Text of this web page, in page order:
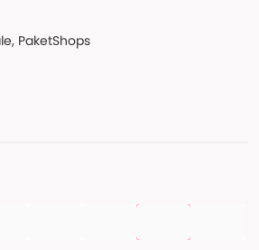
PaketShops